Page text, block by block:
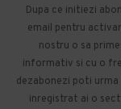
Dupa ce initiezi
email pentru
nostru o sa
informativ si cu o
dezabonezi poti
inregistrat ai o